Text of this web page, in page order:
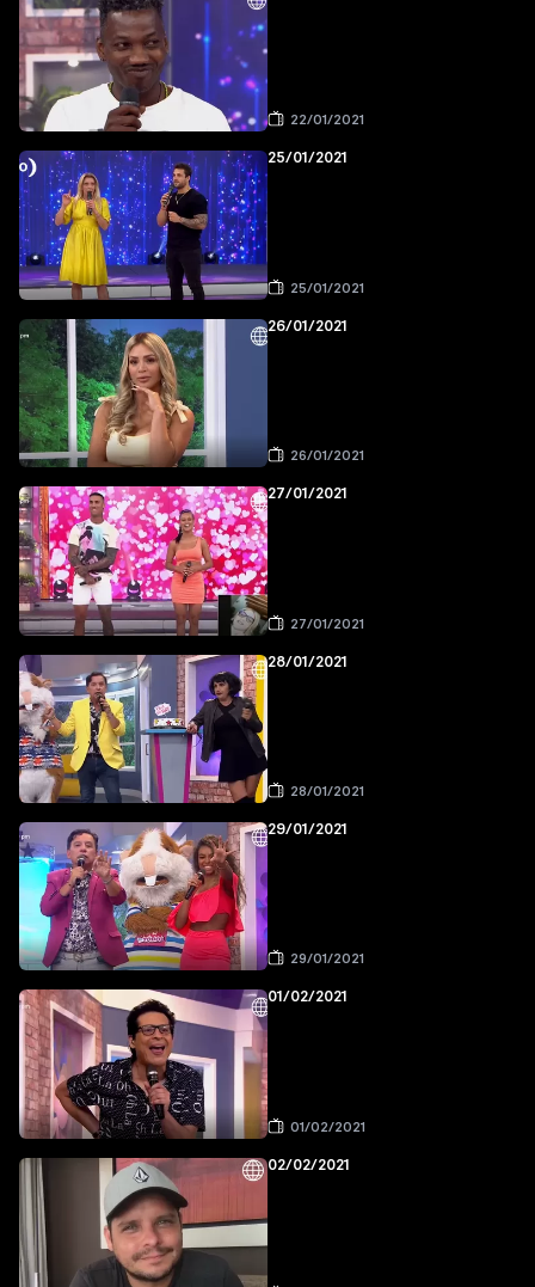
22/01/2021
25/01/2021
25/01/2021
26/01/2021
26/01/2021
27/01/2021
27/01/2021
28/01/2021
28/01/2021
29/01/2021
29/01/2021
01/02/2021
01/02/2021
02/02/2021